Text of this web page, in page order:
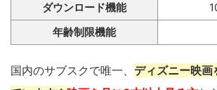
ダウンロード機能
年齢制限機能
国内のサブスクで唯一、 ディズニー映画